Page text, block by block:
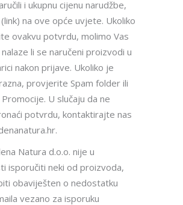
i ukupnu cijenu narudžbe,
na ove opće uvjete. Ukoliko
ovakvu potvrdu, molimo Vas
li se naručeni proizvodi u
nakon prijave. Ukoliko je
provjerite Spam folder ili
U slučaju da ne
potvrdu, kontaktirajte nas
Natura d.o.o. nije u
isporučiti neki od proizvoda,
obaviješten o nedostatku
vezano za isporuku